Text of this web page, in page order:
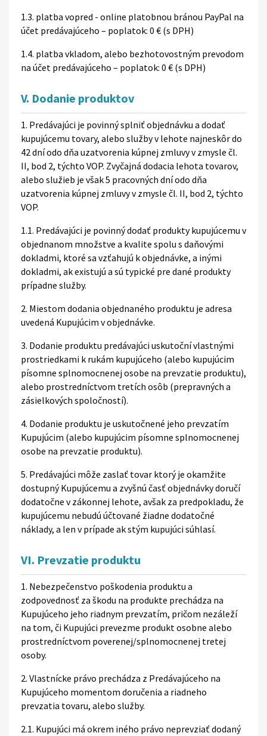
1.3. platba vopred - online platobnou bránou PayPal na
účet predávajúceho – poplatok: 0 € (s DPH)
1.4. platba vkladom, alebo bezhotovostným prevodom
na účet predávajúceho – poplatok: 0 € (s DPH)
V. Dodanie produktov
1. Predávajúci je povinný splniť objednávku a dodať
kupujúcemu tovary, alebo služby v lehote najneskôr do
42 dní odo dňa uzatvorenia kúpnej zmluvy v zmysle čl.
II, bod 2, týchto VOP. Zvyčajná dodacia lehota tovarov,
alebo služieb je však 5 pracovných dní odo dňa
uzatvorenia kúpnej zmluvy v zmysle čl. II, bod 2, týchto
VOP.
1.1. Predávajúci je povinný dodať produkty kupujúcemu v
objednanom množstve a kvalite spolu s daňovými
dokladmi, ktoré sa vzťahujú k objednávke, a inými
dokladmi, ak existujú a sú typické pre dané produkty
prípadne služby.
2. Miestom dodania objednaného produktu je adresa
uvedená Kupujúcim v objednávke.
3. Dodanie produktu predávajúci uskutoční vlastnými
prostriedkami k rukám kupujúceho (alebo kupujúcim
písomne splnomocnenej osobe na prevzatie produktu),
alebo prostredníctvom tretích osôb (prepravných a
zásielkových spoločností).
4. Dodanie produktu je uskutočnené jeho prevzatím
Kupujúcim (alebo kupujúcim písomne splnomocnenej
osobe na prevzatie produktu).
5. Predávajúci môže zaslať tovar ktorý je okamžite
dostupný Kupujúcemu a zvyšnú časť objednávky doručí
dodatočne v zákonnej lehote, avšak za predpokladu, že
kupujúcemu nebudú účtované žiadne dodatočné
náklady, a len v prípade ak stým kupujúci súhlasí.
VI. Prevzatie produktu
1. Nebezpečenstvo poškodenia produktu a
zodpovednosť za škodu na produkte prechádza na
Kupujúceho jeho riadnym prevzatím, pričom nezáleží
na tom, či Kupujúci prevezme produkt osobne alebo
prostredníctvom poverenej/splnomocnenej tretej
osoby.
2. Vlastnícke právo prechádza z Predávajúceho na
Kupujúceho momentom doručenia a riadneho
prevzatia tovaru, alebo služby.
2.1. Kupujúci má okrem iného právo neprevziať dodaný